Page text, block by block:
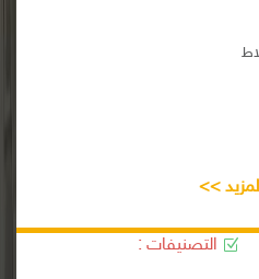
>>
التصنيفات :